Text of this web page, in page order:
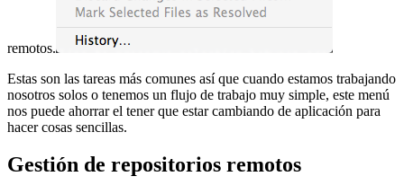
remotos.
Estas son las tareas más comunes así que cuando estamos trabajando
nosotros solos o tenemos un flujo de trabajo muy simple, este menú
nos puede ahorrar el tener que estar cambiando de aplicación para
hacer cosas sencillas.
Gestión de repositorios remotos